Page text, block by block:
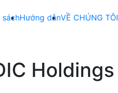
sáchHướng dẫnVỀ CHÚNG TÔI
Holdings